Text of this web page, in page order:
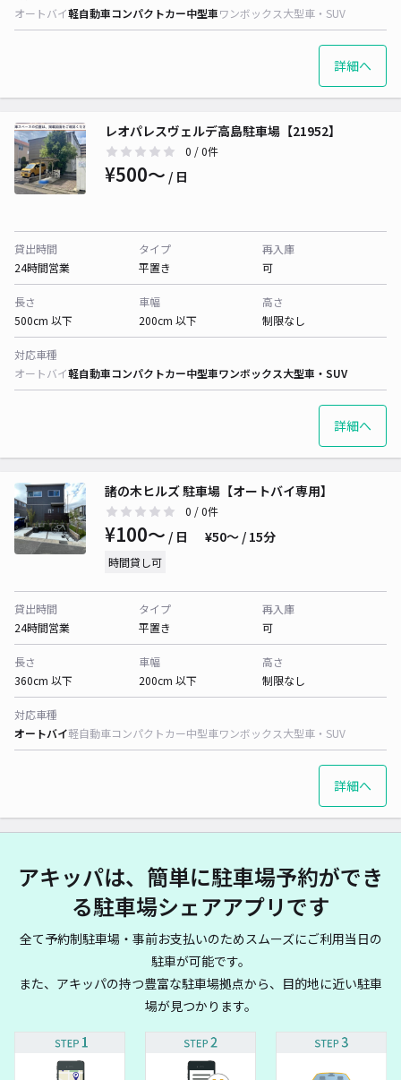
オートバイ軽自動車コンパクトカー中型車ワンボックス大型車・SUV
詳細へ
レオパレスヴェルデ高島駐車場【21952】
0 / 0件
¥500〜 / 日
貸出時間
24時間営業
タイプ
平置き
再入庫
可
長さ
500cm 以下
車幅
200cm 以下
高さ
制限なし
対応車種
オートバイ軽自動車コンパクトカー中型車ワンボックス大型車・SUV
詳細へ
諸の木ヒルズ 駐車場【オートバイ専用】
0 / 0件
¥100〜 / 日 ¥50〜 / 15分
時間貸し可
貸出時間
24時間営業
タイプ
平置き
再入庫
可
長さ
360cm 以下
車幅
200cm 以下
高さ
制限なし
対応車種
オートバイ軽自動車コンパクトカー中型車ワンボックス大型車・SUV
詳細へ
アキッパは、簡単に駐車場予約ができ
る駐車場シェアアプリです
全て予約制駐車場・事前お支払いのためスムーズにご利用当日の
駐車が可能です。
また、アキッパの持つ豊富な駐車場拠点から、目的地に近い駐車
場が見つかります。